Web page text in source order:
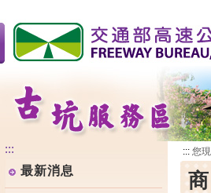
到
主
內
:::
最新消息
::: 您